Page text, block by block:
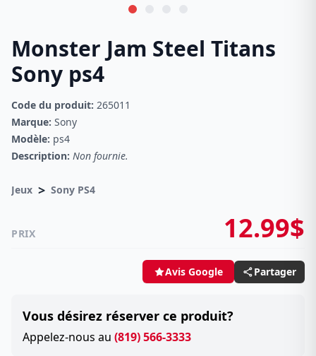
Monster Jam Steel Titans
Sony ps4
Code du produit: 265011
Marque: Sony
Modèle: ps4
Description: Non fournie.
Jeux > Sony PS4
PRIX 12.99$
Avis Google Partager
Vous désirez réserver ce produit?
Appelez-nous au (819) 566-3333